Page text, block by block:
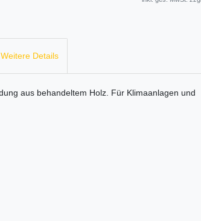
Weitere Details
aus behandeltem Holz. Für Klimaanlagen und